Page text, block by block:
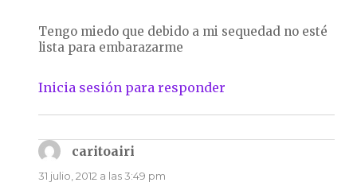
Tengo miedo que debido a mi sequedad no esté
lista para embarazarme
Inicia sesión para responder
caritoairi
31 julio, 2012 a las 3:49 pm